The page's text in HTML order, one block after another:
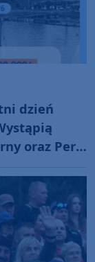
dzień
oraz Perły